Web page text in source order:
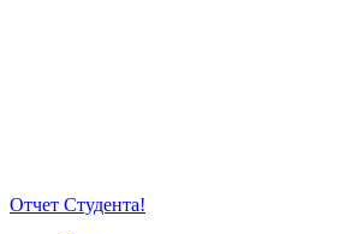
Отчет Студента!